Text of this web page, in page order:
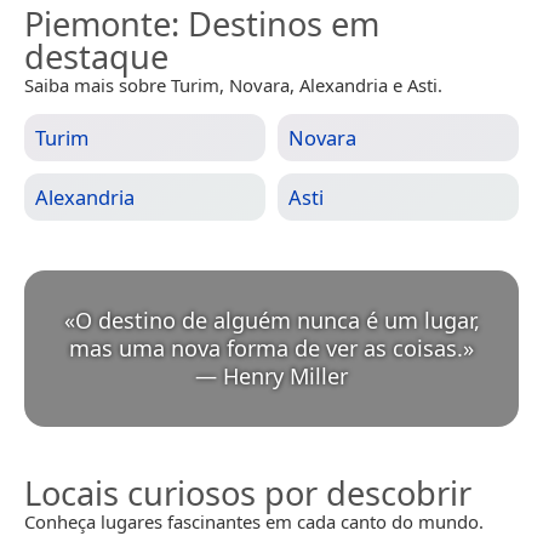
Piemonte: Destinos em
destaque
Saiba mais sobre Turim, Novara, Alexandria e Asti.
Turim Novara
Alexandria Asti
«O destino de alguém nunca é um lugar,
mas uma nova forma de ver as coisas.
— Henry Miller
Locais curiosos por descobrir
Conheça lugares fascinantes em cada canto do mundo.